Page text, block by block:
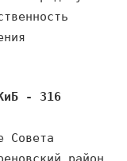
- 316
Совета